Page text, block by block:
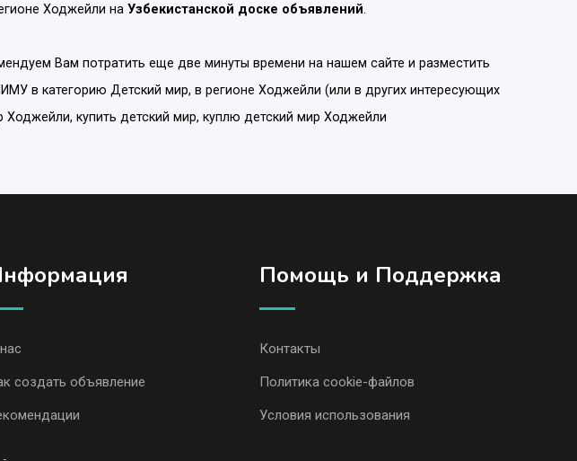
Ходжейли на Узбекистанской доске объявлений.
Вам потратить еще две минуты времени на нашем сайте и разместить
в категорию Детский мир, в регионе Ходжейли (или в других интересующих
Ходжейли, купить детский мир, куплю детский мир Ходжейли
создать объявление
Помощь и Поддержка
Контакты
Политика cookie-файлов
Условия использования